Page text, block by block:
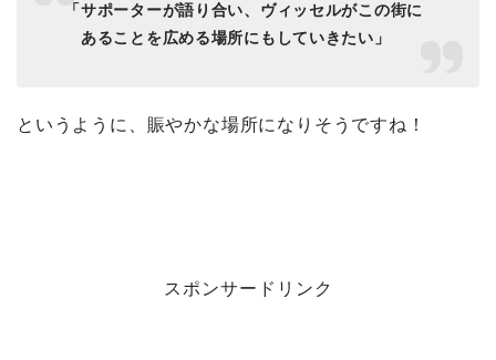
「サポーターが語り合い、ヴィッセルがこの街に
あることを広める場所にもしていきたい」
というように、賑やかな場所になりそうですね！
スポンサードリンク